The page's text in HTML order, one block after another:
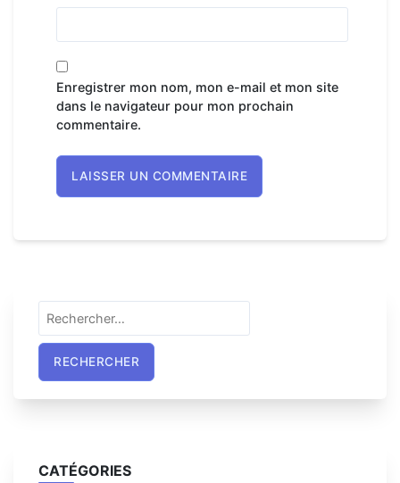
Enregistrer mon nom, mon e-mail et mon site
dans le navigateur pour mon prochain
commentaire.
Rechercher :
CATÉGORIES